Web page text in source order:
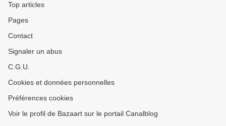
Top articles
Pages
Contact
Signaler un abus
C.G.U.
Cookies et données personnelles
Préférences cookies
Voir le profil de Bazaart sur le portail Canalblog